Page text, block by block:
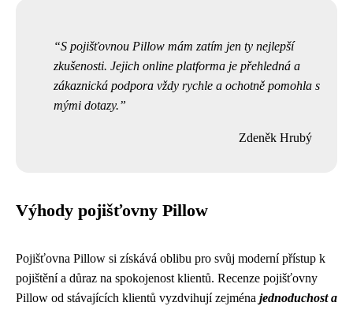
S pojišťovnou Pillow mám zatím jen ty nejlepší
zkušenosti. Jejich online platforma je přehledná a
zákaznická podpora vždy rychle a ochotně pomohla s
mými dotazy.
Zdeněk Hrubý
Výhody pojišťovny Pillow
Pojišťovna Pillow si získává oblibu pro svůj moderní přístup k
pojištění a důraz na spokojenost klientů. Recenze pojišťovny
Pillow od stávajících klientů vyzdvihují zejména jednoduchost a